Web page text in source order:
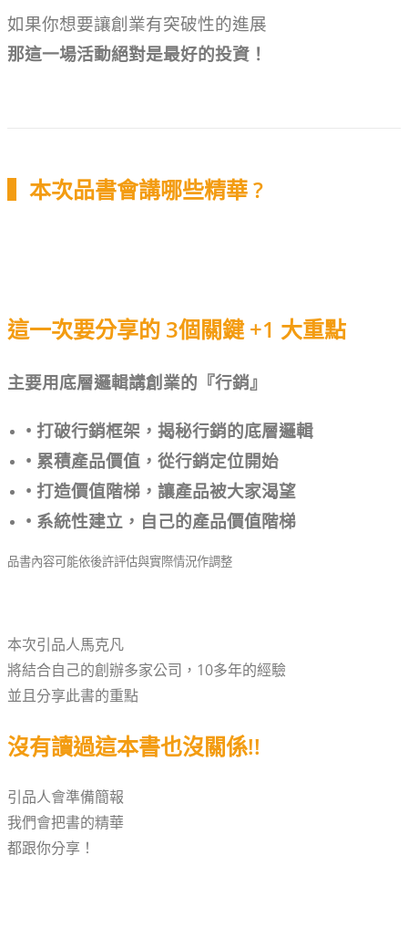
如果你想要讓創業有突破性的進展
那這一場活動絕對是最好的投資！
▍本次品書會講哪些精華 ?
這一次要分享的 3個關鍵+1 大重點
主要用底層邏輯講創業的『行銷』
• 打破行銷框架，揭秘行銷的底層邏輯
• 累積產品價值，從行銷定位開始
• 打造價值階梯，讓產品被大家渴望
• 系統性建立，自己的產品價值階梯
品書內容可能依後許評估與實際情況作調整
本次引品人馬克凡
將結合自己的創辦多家公司，10多年的經驗
並且分享此書的重點
沒有讀過這本書也沒關係!!
引品人會準備簡報
我們會把書的精華
都跟你分享！